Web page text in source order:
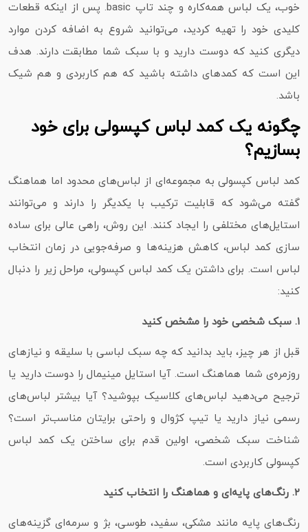
خوب، یک لباس همه‌کاره و چند تاپ basic. پس از اینکه قطعات
کلیدی خود را تهیه کردید، می‌توانید شروع به اضافه کردن موارد
دیگری کنید که دوست دارید و با سبک شما مطابقت دارند. هدف
این است که کمدهای داشته باشید که هم کاربردی و هم شیک
باشد.
چگونه یک کمد لباس کپسولی برای خود
بسازیم؟
کمد لباس کپسولی به مجموعه‌ای از لباس‌های محدود اما هماهنگ
گفته می‌شود که قابلیت ترکیب با یکدیگر را دارند و می‌توانند
استایل‌های مختلفی را ایجاد کنند. این روش، راهی عالی برای ساده‌
سازی کمد لباس، کاهش هزینه‌ها و صرفه‌جویی در زمان انتخاب
لباس است. برای داشتن یک کمد لباس کپسولی، مراحل زیر را دنبال
کنید:
۱. سبک شخصی خود را مشخص کنید
قبل از هر چیز، باید بدانید که چه سبک لباسی با سلیقه و نیازهای
روزمره‌ی شما هماهنگ است. آیا استایل مینیمال را دوست دارید یا
ترجیح می‌دهید لباس‌های کلاسیک بپوشید؟ آیا بیشتر لباس‌های
رسمی نیاز دارید یا تیپ کژوال و راحتی برایتان مناسب‌تر است؟
شناخت سبک شخصی، اولین قدم برای ساختن یک کمد لباس
کپسولی کاربردی است.
۲. رنگ‌های پایه‌ای و هماهنگ را انتخاب کنید
رنگ‌های پایه مانند مشکی، سفید، طوسی، بژ و سرمه‌ای گزینه‌های